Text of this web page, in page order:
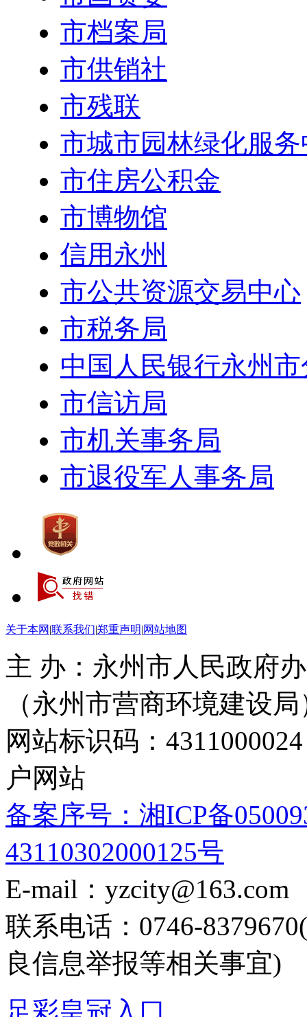
市档案局
市供销社
市残联
市城市园林绿化服
市住房公积金
市博物馆
信用永州
市公共资源交易中心
市税务局
中国人民银行永州
市信访局
市机关事务局
市退役军人事务局
关于本网 |联系我们|郑重声明|网站地图
主 办：永州市人民政府
（永州市营商环境建设局
网站标识码：
户网站
备案序号：湘ICP备
43110302000125号
E-mail：yzcity@163.com
联系电话：0746-
良信息举报等相关事宜)